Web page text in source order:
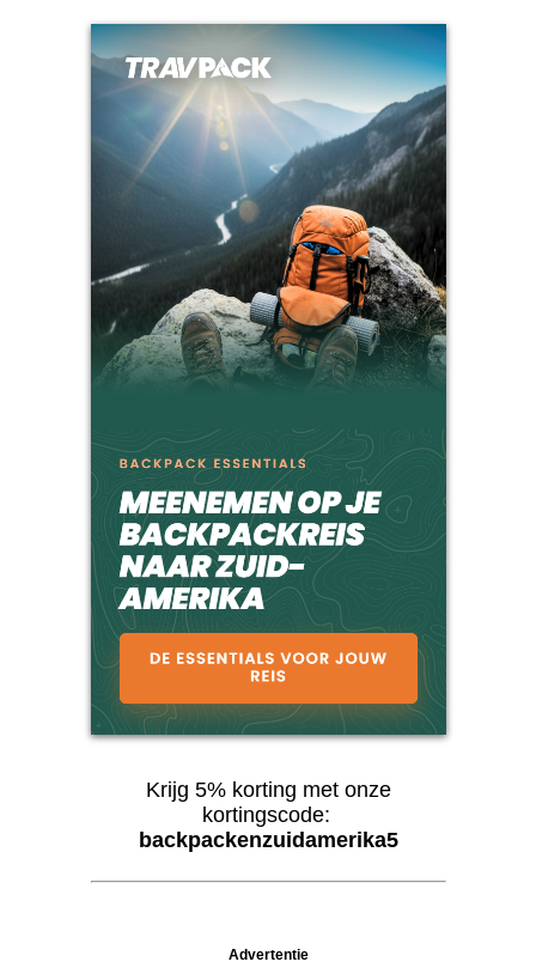
Krijg 5% korting met onze
kortingscode:
backpackenzuidamerika5
Advertentie